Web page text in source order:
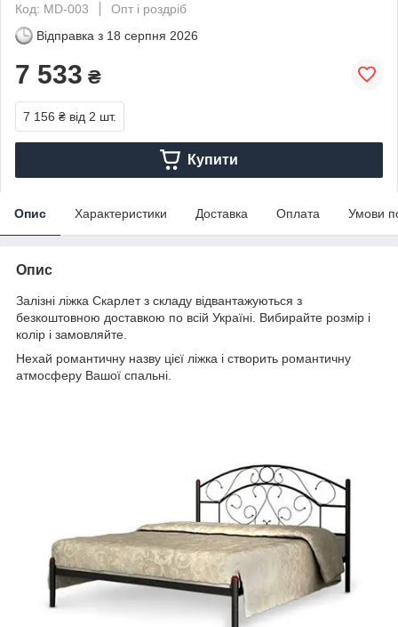
Код: MD-003
Опт і роздріб
Відправка з 18 серпня 2026
7 533 ₴
7 156 ₴ від 2 шт.
Купити
Опис Характеристики Доставка Оплата Умови
Опис
Залізні ліжка Скарлет з складу відвантажуються з
безкоштовною доставкою по всій Україні. Вибирайте розмір і
колір і замовляйте.
Нехай романтичну назву цієї ліжка і створить романтичну
атмосферу Вашої спальні.